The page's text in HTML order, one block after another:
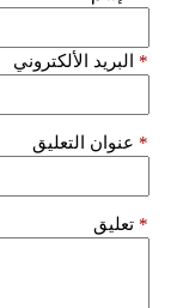
البريد الألكتروني *
عنوان التعليق *
تعليق *